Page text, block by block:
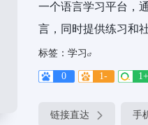
一个语言学习平台，
言，同时提供练习和
标签： 学习
0 1- 1+
链接直达 手